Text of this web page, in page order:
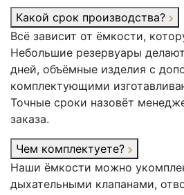
Какой срок производства?
Всё зависит от ёмкости,
Небольшие резервуары
дней, объёмные изделия с
комплектующими
Точные сроки назовёт
заказа.
Чем комплектуете?
Наши ёмкости можно
дыхательными клапанами,